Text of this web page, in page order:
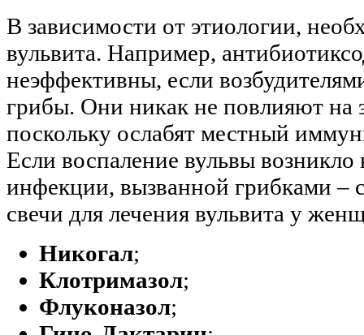
В зависимости от этиологии,
вульвита. Например,
неэффективны, если
грибы. Они никак не повлияют на
поскольку ослабят местный
Если воспаление вульвы
инфекции, вызванной грибками –
свечи для лечения вульвита у
Никогал;
Клотримазол;
Флуконазол;